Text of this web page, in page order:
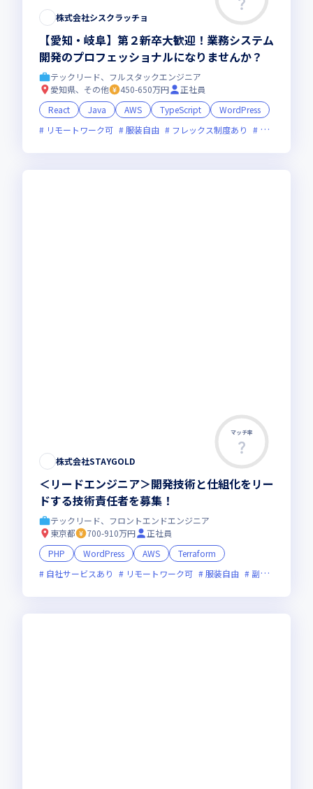
株式会社シスクラッチョ
【愛知・岐阜】第２新卒大歓迎！業務システム
開発のプロフェッショナルになりませんか？
テックリード、フルスタックエンジニア
愛知県、その他
450-650万円
正社員
React
Java AWS TypeScript
WordPress
リモートワーク可
服装自由 フレックス制度あり 新規立ち上げ
マッチ率
株式会社STAYGOLD
＜リードエンジニア＞開発技術と仕組化をリー
ドする技術責任者を募集！
テックリード、フロントエンドエンジニア
東京都
700-910万円
正社員
PHP
WordPress AWS
Terraform
自社サービスあり
リモートワーク可 服装自由 副業可